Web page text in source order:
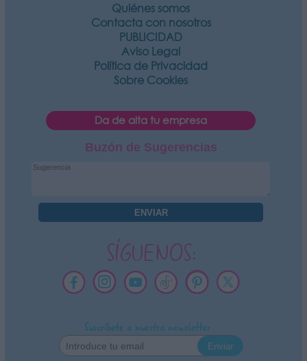
Quiénes somos
Contacta con nosotros
PUBLICIDAD
Aviso Legal
Política de Privacidad
Sobre Cookies
Da de alta tu empresa
Buzón de Sugerencias
SÍGUENOS:
Suscríbete a nuestra newsletter